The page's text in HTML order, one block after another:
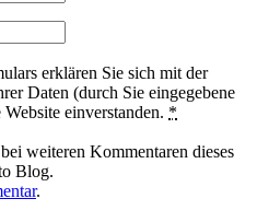
erklären Sie sich mit der
Daten (durch Sie eingegebene
einverstanden. *
weiteren Kommentaren dieses
Blog.
.